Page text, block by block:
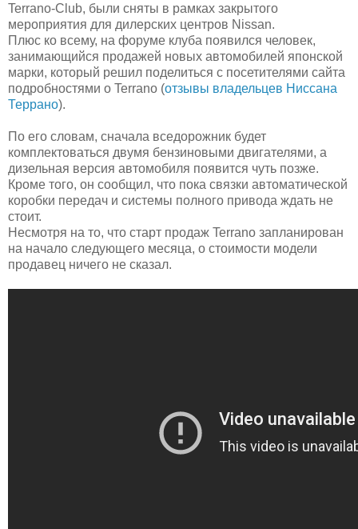
Terrano-Club, были сняты в рамках закрытого
мероприятия для дилерских центров Nissan.
Плюс ко всему, на форуме клуба появился человек,
занимающийся продажей новых автомобилей японской
марки, который решил поделиться с посетителями сайта
подробностями о Terrano (отзывы владельцев Ниссана
Террано).
По его словам, сначала вседорожник будет
комплектоваться двумя бензиновыми двигателями, а
дизельная версия автомобиля появится чуть позже.
Кроме того, он сообщил, что пока связки автоматической
коробки передач и системы полного привода ждать не
стоит.
Несмотря на то, что старт продаж Terrano запланирован
на начало следующего месяца, о стоимости модели
продавец ничего не сказал.